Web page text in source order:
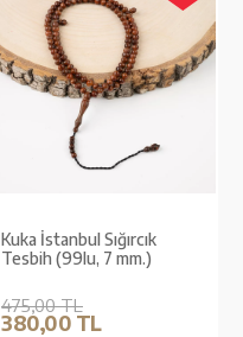
Kuka İstanbul Sığırcık
Tesbih (99lu, 7 mm.)
475,00 TL
380,00 TL